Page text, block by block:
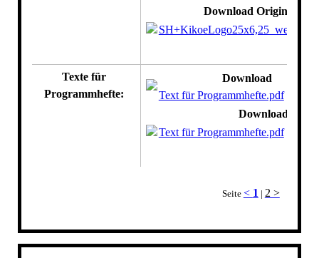
Download
SH+KikoeLogo25x6,25_weiß.jpg
Texte für
Programmhefte:
Download
Text für Programmhefte.pdf
Download
Text für Programmhefte.pdf
Seite < 1| 2 >